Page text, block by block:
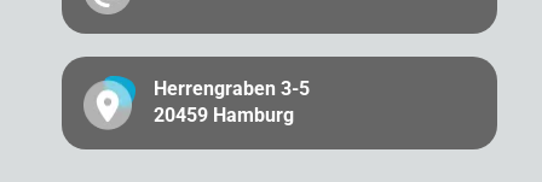
Herrengraben 3-5
20459 Hamburg